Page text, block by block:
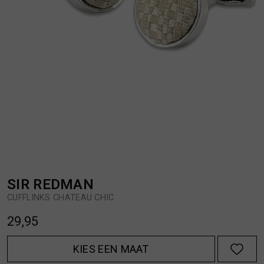
SIR REDMAN
CUFFLINKS CHATEAU CHIC
29,95
KIES EEN MAAT